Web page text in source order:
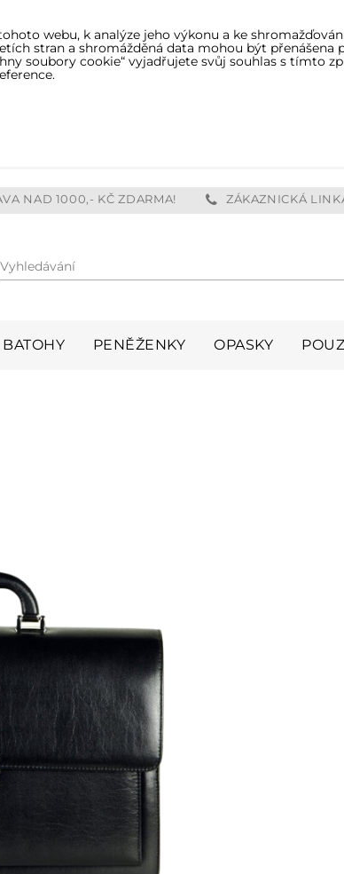
Vyhledávání
NAD 1000,- KČ ZDARMA! ZÁKAZNICKÁ
BATOHY PENĚŽENKY OPASKY
webu, k analýze jeho výkonu a ke
stran a shromážděná data mohou být přenášena
soubory cookie“ vyjadřujete svůj souhlas s tímto